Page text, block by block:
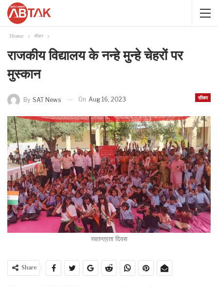
Home सीकर
राजकीय विद्यालय के नन्हे मुन्हे चेहरों पर
मुस्कान
सीकर
By SAT News On Aug 16, 2023
स्वतन्त्रता दिवस
Share